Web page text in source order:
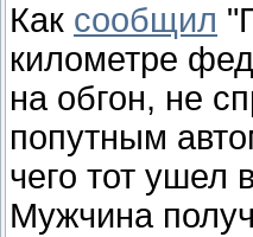
Как сообщил
километре
на обгон, не
попутным
чего тот ушел
Мужчина